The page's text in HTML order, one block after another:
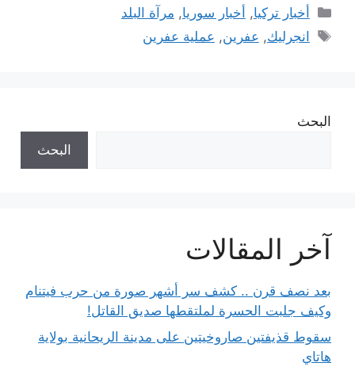
التصنيفات
أخبار تركيا, أخبار سوريا, مرآة البلد
الوسوم
انجرليك, عفرين, عملية عفرين
البحث
البحث
آخر المقالات
بعد نصف قرن .. كشف سر أشهر صورة من حرب فيتنام
وكيف جلبت الحسرة لملتقطها صديق القاتل!
سقوط قذيفتين صاروخيتين على مدينة الريحانية بولاية
هاتاي